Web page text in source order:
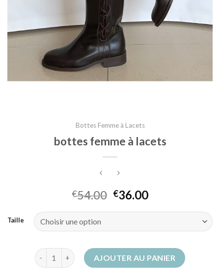
Bottes Femme à Lacets
bottes femme à lacets
€54.00 €36.00
Taille
quantité de bottes femme à lacets
AJOUTER AU PANIER